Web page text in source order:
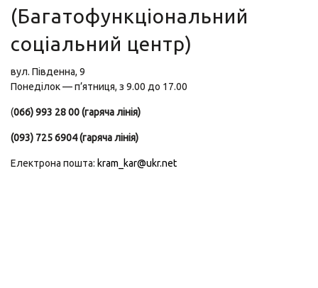
(Багатофункціональний
соціальний центр)
вул. Південна, 9
Понеділок — п’ятниця, з 9.00 до 17.00
(066) 993 28 00 (гаряча лінія)
(093) 725 6904 (гаряча лінія)
Електрона пошта: kram_kar@ukr.net